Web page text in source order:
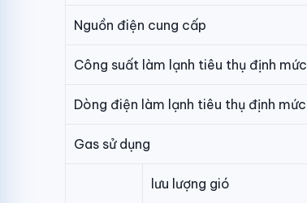
Nguồn điện cung cấp
Công suất làm lạnh tiêu thụ định mức
Dòng điện làm lạnh tiêu thụ định mức
Gas sử dụng
lưu lượng gió